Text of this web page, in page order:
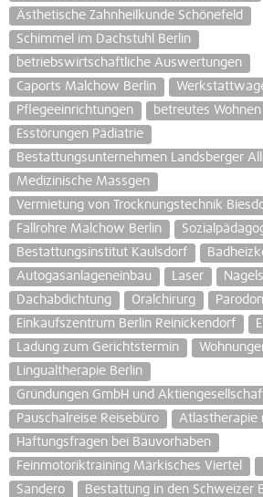
Ästhetische Zahnheilkunde Schönefeld
Schimmel im Dachstuhl Berlin
betriebswirtschaftliche Auswertungen
Caports Malchow Berlin
Pflegeeinrichtungen
betreutes
Esstörungen Pädiatrie
Bestattungsunternehmen Landsberger
Medizinische Massgen
Vermietung von Trocknungstechnik
Fallrohre Malchow Berlin
Bestattungsinstitut Kaulsdorf
Autogasanlageneinbau
Laser
Dachabdichtung
Oralchirurg
Einkaufszentrum Berlin Reinickendorf
Ladung zum Gerichtstermin
Lingualtherapie Berlin
Gründungen GmbH und
Pauschalreise Reisebüro
Atlastherapie
Haftungsfragen bei Bauvorhaben
Feinmotoriktraining Märkisches Viertel
Sandero
Bestattung in den Schweizer